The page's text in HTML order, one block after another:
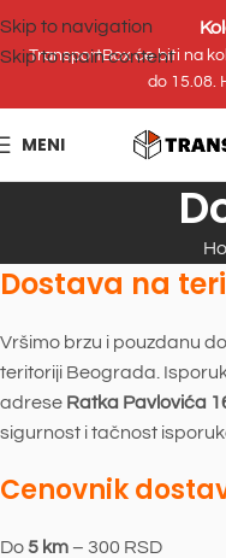
TransportBox će biti na
do 15.08.
Skip to navigation
Skip to main content
MENI
Dostava na
Vršimo brzu i pouzdanu
teritoriji Beograda.
adrese Ratka Pavlovića
sigurnost i tačnost
Cenovnik
Do5 km – 300 RSD